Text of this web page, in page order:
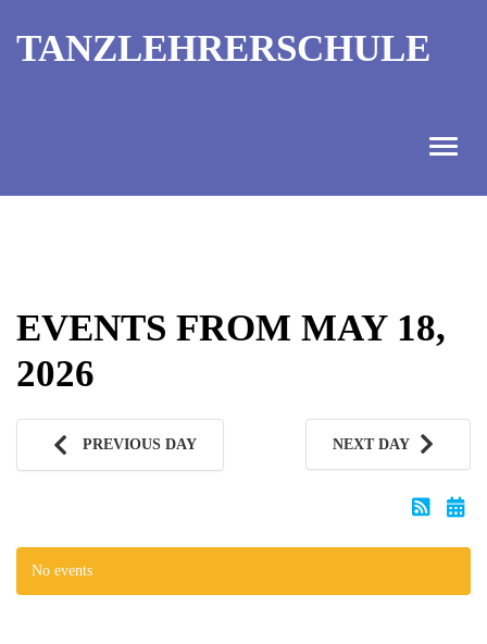
TANZLEHRERSCHULE
AUSBILDUNGTERMINE
KONTAKT
TANZMEISTER
EVENTS FROM MAY 18,
2026
PREVIOUS DAY NEXT DAY
No events